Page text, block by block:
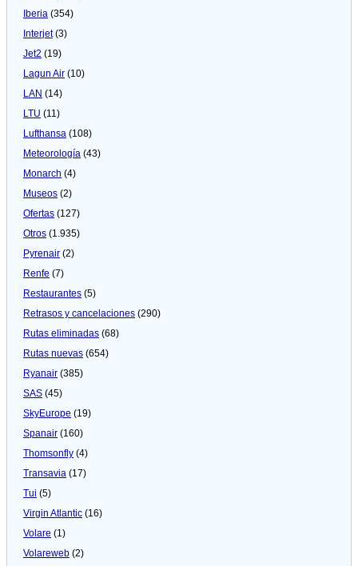
Iberia (354)
Interjet(3)
Jet2 (19)
Lagun Air (10)
LAN (14)
LTU (11)
Lufthansa (108)
Meteorologí­a (43)
Monarch (4)
Museos (2)
Ofertas (127)
Otros (1.935)
Pyrenair (2)
Renfe (7)
Restaurantes (5)
Retrasos y cancelaciones (290)
Rutas eliminadas (68)
Rutas nuevas (654)
Ryanair (385)
SAS (45)
SkyEurope (19)
Spanair (160)
Thomsonfly (4)
Transavia (17)
Tui (5)
Virgin Atlantic (16)
Volare (1)
Volareweb (2)